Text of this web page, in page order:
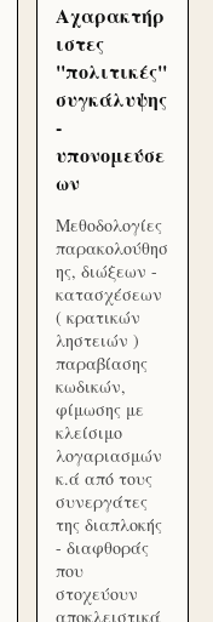
Αχαρακτήρ
ιστες
''πολιτικές''
συγκάλυψης
-
υπονομεύσε
ων
Μεθοδολογίες
παρακολούθησ
ης, διώξεων -
κατασχέσεων
( κρατικών
ληστειών )
παραβίασης
κωδικών,
φίμωσης με
κλείσιμο
λογαριασμών
κ.ά από τους
συνεργάτες
της διαπλοκής
- διαφθοράς
που
στοχεύουν
αποκλειστικά